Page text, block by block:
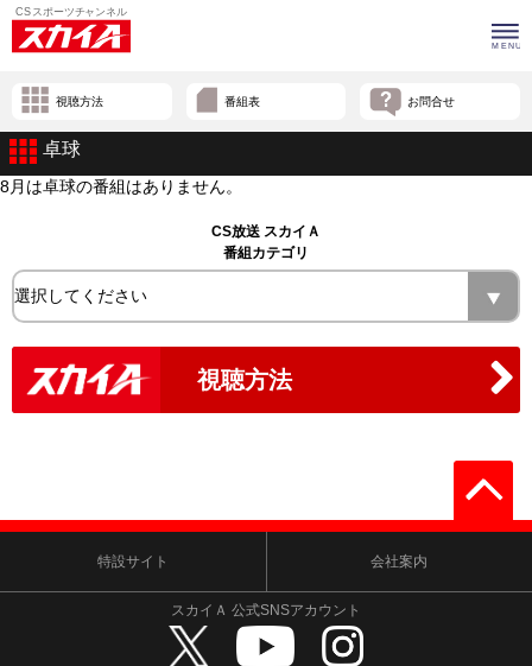
視聴方法 番組表 お問合せ
卓球
8月は卓球の番組はありません。
CS放送 スカイＡ
番組カテゴリ
視聴方法
特設サイト 会社案内
スカイＡ 公式SNSアカウント